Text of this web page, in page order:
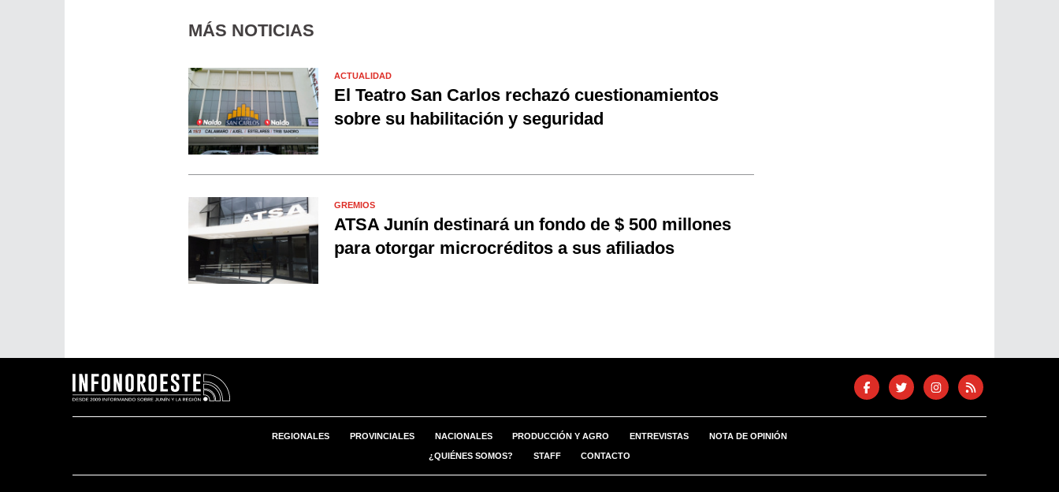
MÁS NOTICIAS
ACTUALIDAD
El Teatro San Carlos rechazó cuestionamientos
sobre su habilitación y seguridad
GREMIOS
ATSA Junín destinará un fondo de $ 500 millones
para otorgar microcréditos a sus afiliados
REGIONALES PROVINCIALES NACIONALES PRODUCCIÓN Y AGRO ENTREVISTAS NOTA DE OPINIÓN
¿QUIÉNES SOMOS? STAFF CONTACTO